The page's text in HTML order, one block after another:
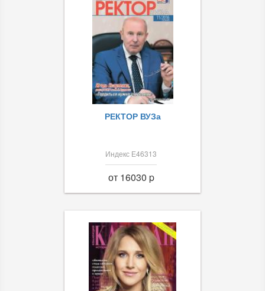
РЕКТОР ВУЗа
Индекс Е46313
от 16030 p